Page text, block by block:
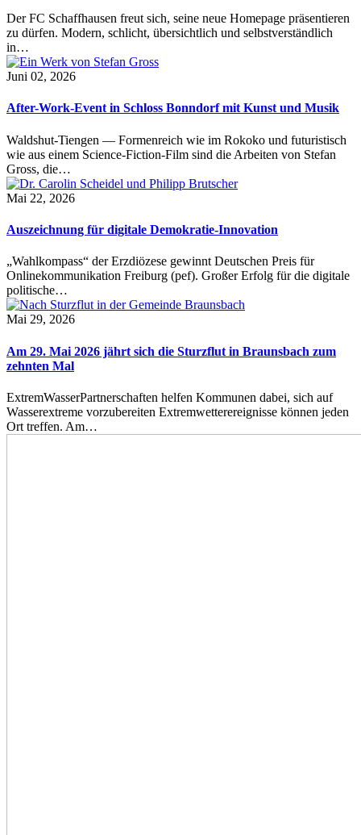
Der FC Schaffhausen freut sich, seine neue Homepage präsentieren
zu dürfen. Modern, schlicht, übersichtlich und selbstverständlich
in…
Juni 02, 2026
After-Work-Event in Schloss Bonndorf mit Kunst und Musik
Waldshut-Tiengen — Formenreich wie im Rokoko und futuristisch
wie aus einem Science-Fiction-Film sind die Arbeiten von Stefan
Gross, die…
Mai 22, 2026
Auszeichnung für digitale Demokratie-Innovation
„Wahlkompass“ der Erzdiözese gewinnt Deutschen Preis für
Onlinekommunikation Freiburg (pef). Großer Erfolg für die digitale
politische…
Mai 29, 2026
Am 29. Mai 2026 jährt sich die Sturzflut in Braunsbach zum
zehnten Mal
ExtremWasserPartnerschaften helfen Kommunen dabei, sich auf
Wasserextreme vorzubereiten Extremwetterereignisse können jeden
Ort treffen. Am…